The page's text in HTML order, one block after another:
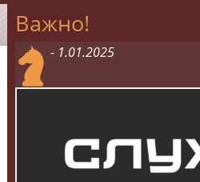
Важно!
- 1.01.2025